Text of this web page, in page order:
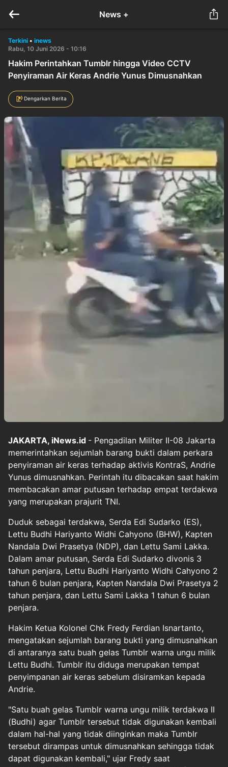
News +
Terkini • inews
Rabu, 10 Juni 2026 - 10:16
Hakim Perintahkan Tumblr hingga Video CCTV
Penyiraman Air Keras Andrie Yunus Dimusnahkan
Dengarkan Berita
JAKARTA, iNews.id - Pengadilan Militer II-08 Jakarta
memerintahkan sejumlah barang bukti dalam perkara
penyiraman air keras terhadap aktivis KontraS, Andrie
Yunus dimusnahkan. Perintah itu dibacakan saat hakim
membacakan amar putusan terhadap empat terdakwa
yang merupakan prajurit TNI.
Duduk sebagai terdakwa, Serda Edi Sudarko (ES),
Lettu Budhi Hariyanto Widhi Cahyono (BHW), Kapten
Nandala Dwi Prasetya (NDP), dan Lettu Sami Lakka.
Dalam amar putusan, Serda Edi Sudarko divonis 3
tahun penjara, Lettu Budhi Hariyanto Widhi Cahyono 2
tahun 6 bulan penjara, Kapten Nandala Dwi Prasetya 2
tahun penjara, dan Lettu Sami Lakka 1 tahun 6 bulan
penjara.
Hakim Ketua Kolonel Chk Fredy Ferdian Isnartanto,
mengatakan sejumlah barang bukti yang dimusnahkan
di antaranya satu buah gelas Tumblr warna ungu milik
Lettu Budhi. Tumblr itu diduga merupakan tempat
penyimpanan air keras sebelum disiramkan kepada
Andrie.
"Satu buah gelas Tumblr warna ungu milik terdakwa II
(Budhi) agar Tumblr tersebut tidak digunakan kembali
dalam hal-hal yang tidak diinginkan maka Tumblr
tersebut dirampas untuk dimusnahkan sehingga tidak
dapat digunakan kembali," ujar Fredy saat